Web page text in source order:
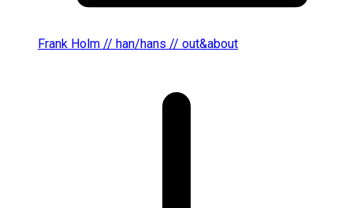
Frank Holm // han/hans // out&about